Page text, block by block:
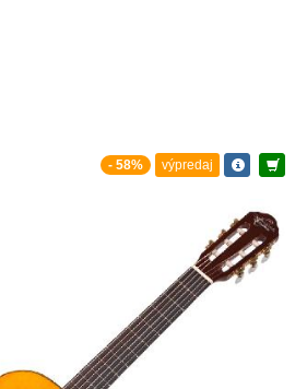
- 58% výpredaj